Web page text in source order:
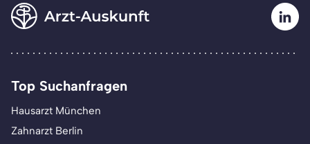
Top Suchanfragen
Hausarzt München
Zahnarzt Berlin